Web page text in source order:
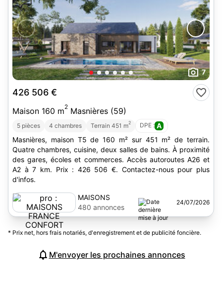
7
426 506 €
Maison 160 m2 Masnières (59)
5 pièces 4 chambres Terrain 451 m2 DPE : A
Masnières, maison T5 de 160 m² sur 451 m² de terrain.
Quatre chambres, cuisine, deux salles de bains. À proximité
des gares, écoles et commerces. Accès autoroutes A26 et
A2 à 7 km. Prix : 426 506 €. Contactez-nous pour plus
d'infos.
MAISONS
FRANCE
CONFORT
480 annonces
24/07/2026
* Prix net, hors frais notariés, d'enregistrement et de publicité foncière.
M'envoyer les prochaines annonces